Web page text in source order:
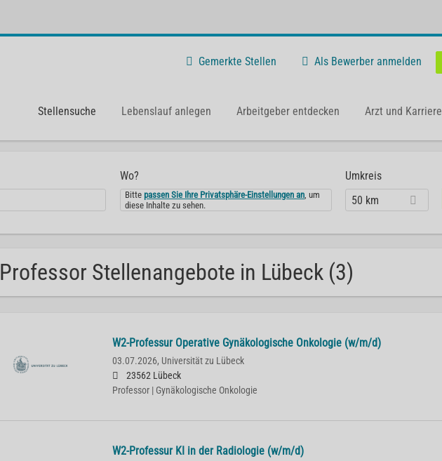
Gemerkte Stellen Als Bewerber anmelden
Stellensuche Lebenslauf anlegen Arbeitgeber entdecken Arzt und Karriere
Wo?
Bittepassen Sie Ihre Privatsphäre-Einstellungen an, um
diese Inhalte zu sehen.
Umkreis
50 km
Professor Stellenangebote in Lübeck (3)
W2-Professur Operative Gynäkologische Onkologie (w/m/d)
03.07.2026, Universität zu Lübeck
23562 Lübeck
Professor | Gynäkologische Onkologie
W2-Professur KI in der Radiologie (w/m/d)